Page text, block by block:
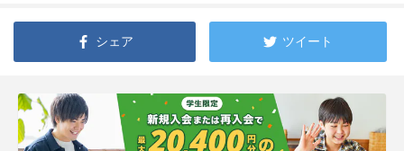
シェア ツイート